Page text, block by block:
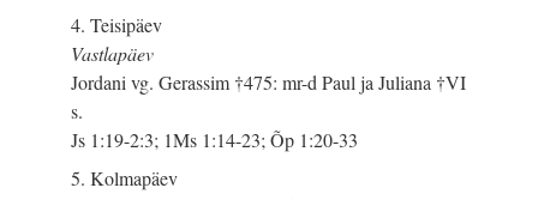
4. Teisipäev
Vastlapäev
Jordani vg. Gerassim †475: mr-d Paul ja Juliana †VI
s.
Js 1:19-2:3; 1Ms 1:14-23; Õp 1:20-33
5. Kolmapäev